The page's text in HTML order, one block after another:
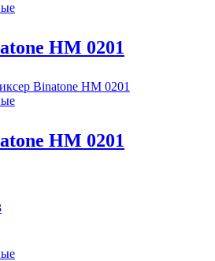
HM 0201
HM 0201